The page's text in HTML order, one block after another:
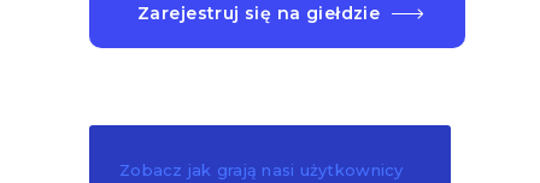
Zarejestruj się na giełdzie
Zobacz jak grają nasi użytkownicy